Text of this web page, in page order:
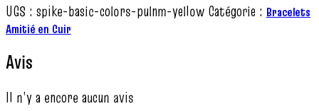
UGS : spike-basic-colors-pulnm-yellow Catégorie : Bracelets
Amitié en Cuir
Avis
Il n’y a encore aucun avis